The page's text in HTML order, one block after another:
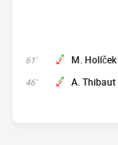
61' M. Holíček
46' A. Thibaut